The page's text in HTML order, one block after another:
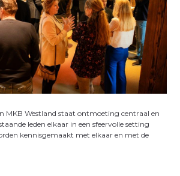
MKB Westland staat ontmoeting centraal en
leden elkaar in een sfeervolle setting
kennisgemaakt met elkaar en met de